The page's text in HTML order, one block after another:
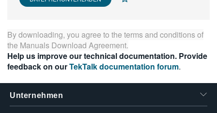
By downloading, you agree to the terms and conditions of
the Manuals Download Agreement.
Help us improve our technical documentation. Provide
feedback on ourTekTalk documentation forum.
Unternehmen